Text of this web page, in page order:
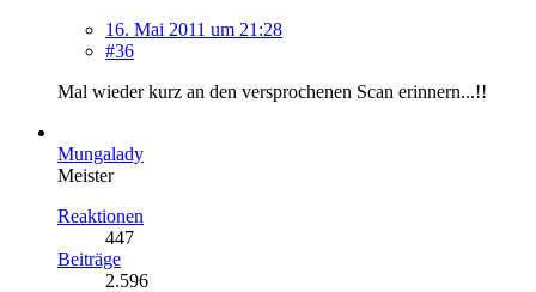
16. Mai 2011 um 21:28
#36
Mal wieder kurz an den versprochenen Scan erinnern...!!
Mungalady
Meister
Reaktionen
447
Beiträge
2.596